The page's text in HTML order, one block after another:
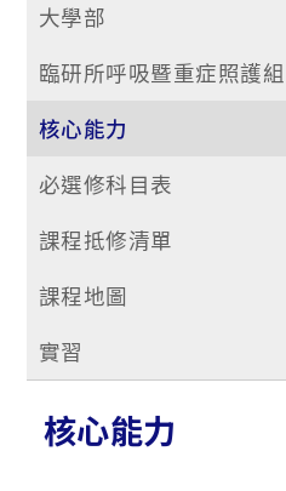
大學部
臨研所呼吸暨重症照護組
核心能力
必選修科目表
課程抵修清單
課程地圖
實習
核心能力